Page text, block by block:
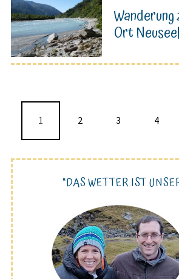
Ort
1 2 3 4
“DAS WETTER IST